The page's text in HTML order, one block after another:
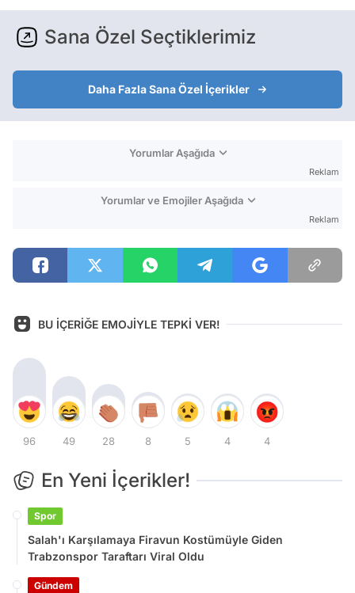
Sana Özel Seçtiklerimiz
Daha Fazla Sana Özel İçerikler
Yorumlar Aşağıda
Reklam
Yorumlar ve Emojiler Aşağıda
Reklam
BU İÇERİĞE EMOJİYLE TEPKİ VER!
96 49 28 8 5 4 4
En Yeni İçerikler!
Spor
Salah'ı Karşılamaya Firavun Kostümüyle Giden
Trabzonspor Taraftarı Viral Oldu
Gündem